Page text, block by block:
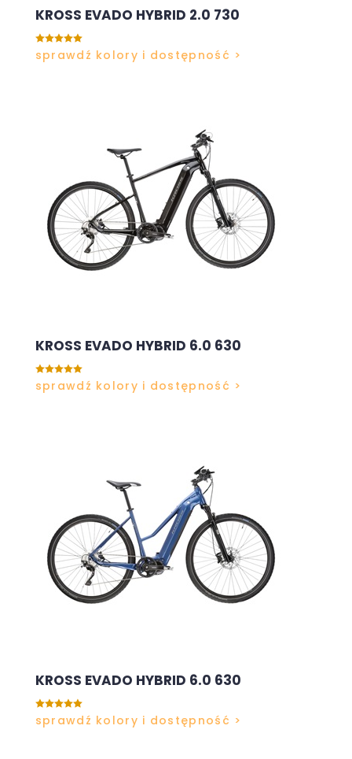
KROSS EVADO HYBRID 2.0 730

sprawdź kolory i dostępność >
KROSS EVADO HYBRID 6.0 630

sprawdź kolory i dostępność >
KROSS EVADO HYBRID 6.0 630

sprawdź kolory i dostępność >